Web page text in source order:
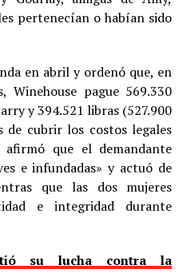
pertenecían o habían sido
en abril y ordenó que, en
Winehouse pague 569.330
y 394.521 libras (527.900
de cubrir los costos legales
afirmó que el demandante
e infundadas» y actuó de
que las dos mujeres
e integridad durante
su lucha contra la